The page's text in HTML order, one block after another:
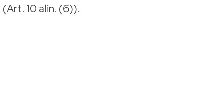
10 alin. (6)).